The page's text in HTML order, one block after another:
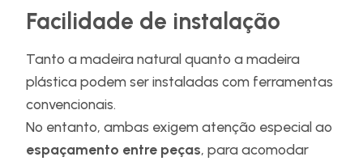
Facilidade de instalação
Tanto a madeira natural quanto a madeira
plástica podem ser instaladas com ferramentas
convencionais.
No entanto, ambas exigem atenção especial ao
espaçamento entre peças, para acomodar